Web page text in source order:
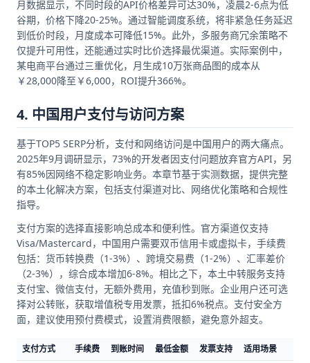
月数据显示，不同时段的API价格差异可达30%，凌晨2-6点为低
谷期，价格下降20-25%。通过智能调度系统，将非紧急任务延迟
到低价时段，月度成本可降低15%。此外，多服务商冗余策略不
仅提升可用性，还能通过实时比价选择最优渠道。实际案例中，
某电商平台通过三重优化，月生成10万张商品图的成本从
￥28,000降至￥6,000，ROI提升366%。
4. 中国用户支付与访问方案
基于TOP5 SERP分析，支付和网络访问是中国用户的两大痛点。
2025年9月调研显示，73%的开发者因支付问题放弃官方API，另
有85%因网络不稳定影响业务。本章节基于实测数据，提供完整
的本土化解决方案，包括支付渠道对比、网络优化策略和合规性
指导。
支付方案的选择直接影响总成本和便利性。官方渠道仅支持
Visa/Mastercard，中国用户需要双币信用卡或虚拟卡，手续费
包括：货币转换费（1-3%）、跨境交易费（1-2%）、汇率差价
（2-3%），综合成本增加6-8%。相比之下，本土中转服务支持
支付宝、微信支付，无额外费用，充值秒到账。企业用户还可选
择对公转账，获取增值税专用发票，抵扣6%税点。支付安全方
面，建议使用预付费模式，设置消费限额，避免意外超支。
支付方式 手续费 到账时间 最低金额 发票支持
适用场景